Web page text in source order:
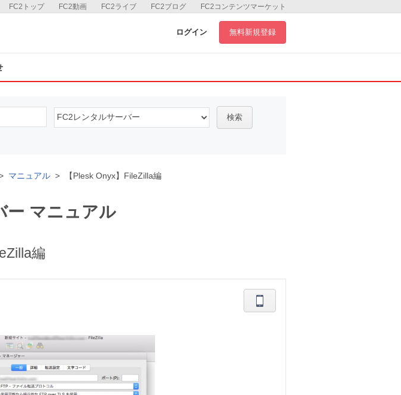
FC2コンテンツマーケット
FC2ブログ
FC2ライブ
FC2動画
FC2トップ
ログイン 無料新規登録
検索
マニュアル 【Plesk Onyx】FileZilla編
ー マニュアル
編